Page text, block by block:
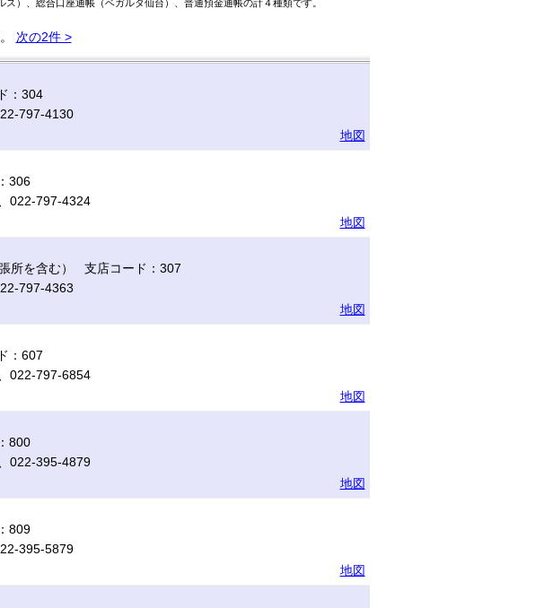
）、総合口座通帳（ベガルタ仙台）、普通預金通帳の計４種類です。
次の2件 >
：304
797-4130
地図
306
022-797-4324
地図
所を含む） 支店コード：307
797-4363
地図
：607
022-797-6854
地図
800
022-395-4879
地図
809
395-5879
地図